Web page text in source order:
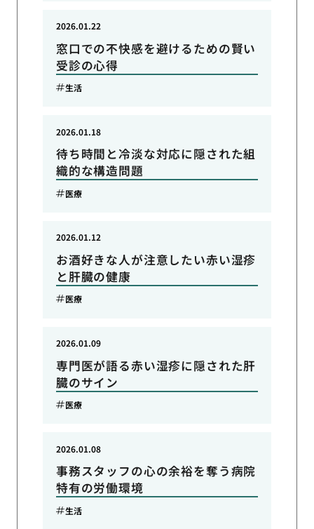
窓口での不快感を避けるための賢い
受診の心得
2026.01.22
生活
待ち時間と冷淡な対応に隠された組
織的な構造問題
2026.01.18
医療
お酒好きな人が注意したい赤い湿疹
と肝臓の健康
2026.01.12
医療
専門医が語る赤い湿疹に隠された肝
臓のサイン
2026.01.09
医療
事務スタッフの心の余裕を奪う病院
特有の労働環境
2026.01.08
生活